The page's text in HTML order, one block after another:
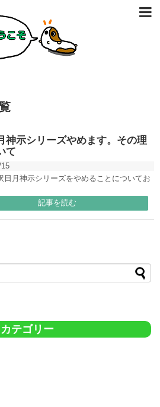
神示シリーズやめます。その理
て
日月神示シリーズをやめることについてお
記事を読む
カテゴリー